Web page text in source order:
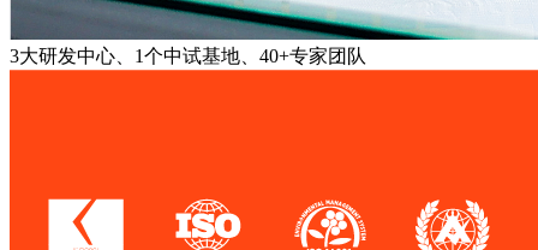
3大研发中心、1个中试基地、40+专家团队